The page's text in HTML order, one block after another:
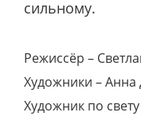
сильному.
Режиссёр –
Художники – Анна
Художник по